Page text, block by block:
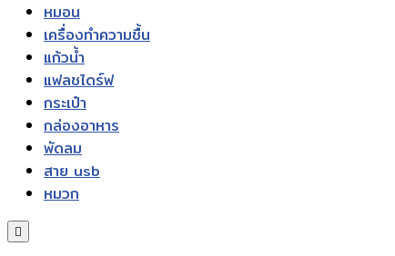
หมอน
เครื่องทำความชื้น
แก้วน้ำ
แฟลชไดร์ฟ
กระเป๋า
กล่องอาหาร
พัดลม
สาย usb
หมวก